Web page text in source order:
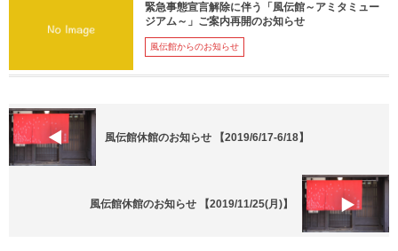
緊急事態宣言解除に伴う「風伝館～アミタミュー
ジアム～」ご案内再開のお知らせ
風伝館からのお知らせ
風伝館休館のお知らせ 【2019/6/17-6/18】
風伝館休館のお知らせ 【2019/11/25(月)】